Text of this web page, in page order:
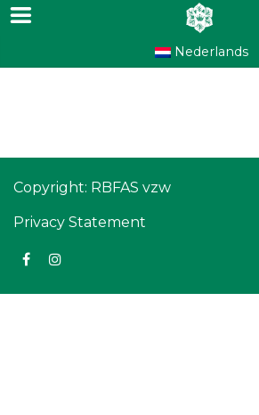
Nederlands
Copyright: RBFAS vzw
Privacy Statement